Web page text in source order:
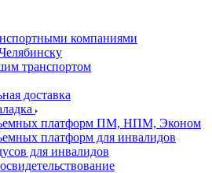
компаниями
транспортом
доставка
платформ ПМ, НПМ, Эконом
платформ для инвалидов
для инвалидов